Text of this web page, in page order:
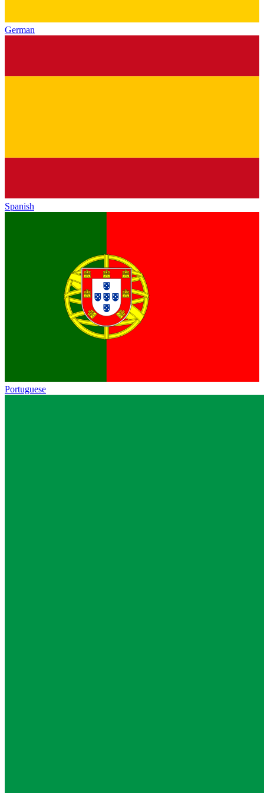
German
Spanish
Portuguese